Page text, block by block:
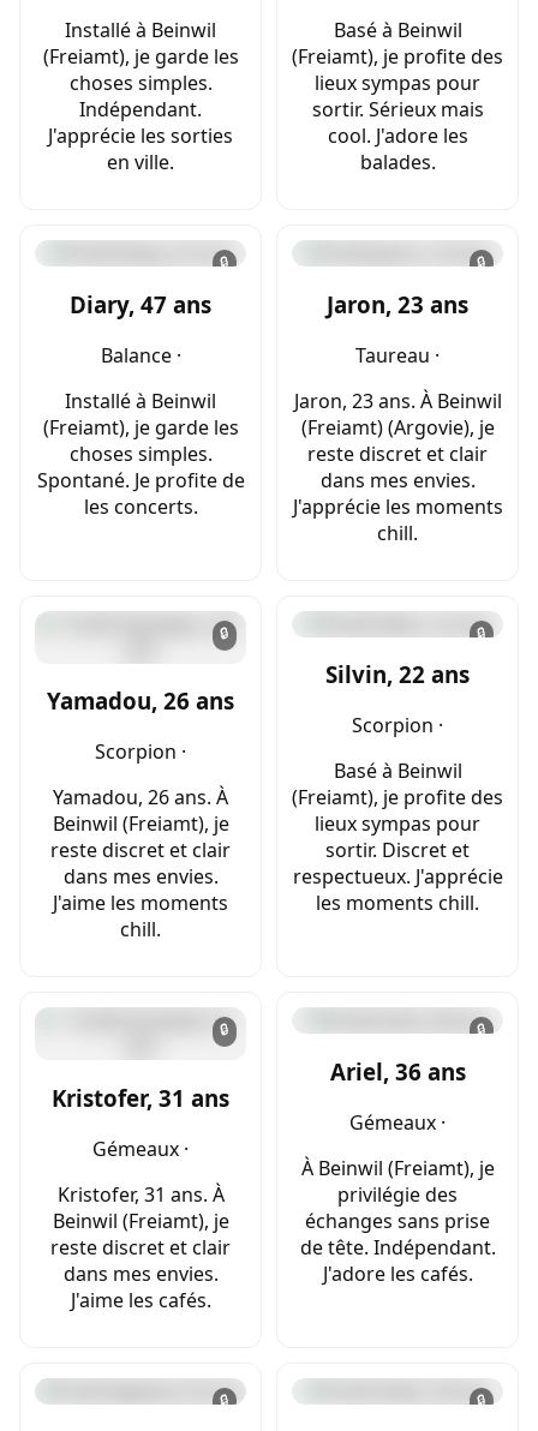
Installé à Beinwil
(Freiamt), je garde les
choses simples.
Indépendant.
J'apprécie les sorties
en ville.
Basé à Beinwil
(Freiamt), je profite des
lieux sympas pour
sortir. Sérieux mais
cool. J'adore les
balades.
🔒
Diary, 47 ans
Balance ·
Installé à Beinwil
(Freiamt), je garde les
choses simples.
Spontané. Je profite de
les concerts.
🔒
Jaron, 23 ans
Taureau ·
Jaron, 23 ans. À Beinwil
(Freiamt) (Argovie), je
reste discret et clair
dans mes envies.
J'apprécie les moments
chill.
🔒
Yamadou, 26 ans
Scorpion ·
Yamadou, 26 ans. À
Beinwil (Freiamt), je
reste discret et clair
dans mes envies.
J'aime les moments
chill.
🔒
Silvin, 22 ans
Scorpion ·
Basé à Beinwil
(Freiamt), je profite des
lieux sympas pour
sortir. Discret et
respectueux. J'apprécie
les moments chill.
🔒
Kristofer, 31 ans
Gémeaux ·
Kristofer, 31 ans. À
Beinwil (Freiamt), je
reste discret et clair
dans mes envies.
J'aime les cafés.
🔒
Ariel, 36 ans
Gémeaux ·
À Beinwil (Freiamt), je
privilégie des
échanges sans prise
de tête. Indépendant.
J'adore les cafés.
🔒 🔒